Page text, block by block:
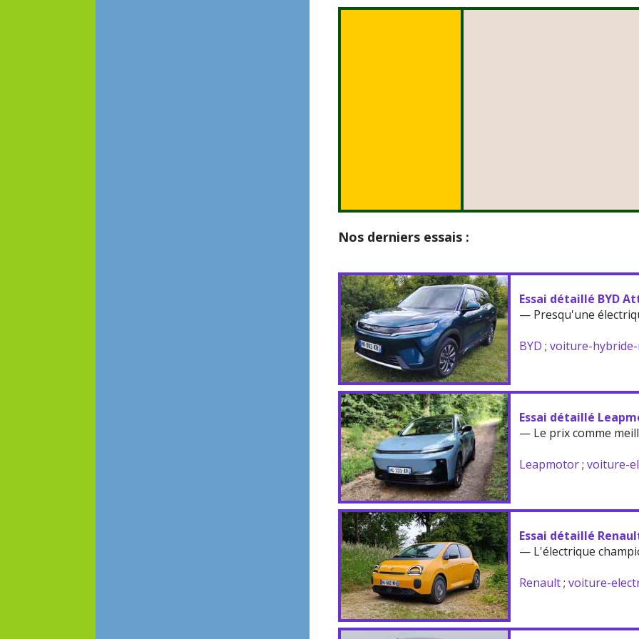
Nos derniers essais :
Essai détaillé BYD
— Presqu'une
BYD ;voiture-
Essai détaillé
— Le prix comme
Leapmotor;voiture-
Essai détaillé
— L'électrique
Renault;voiture-